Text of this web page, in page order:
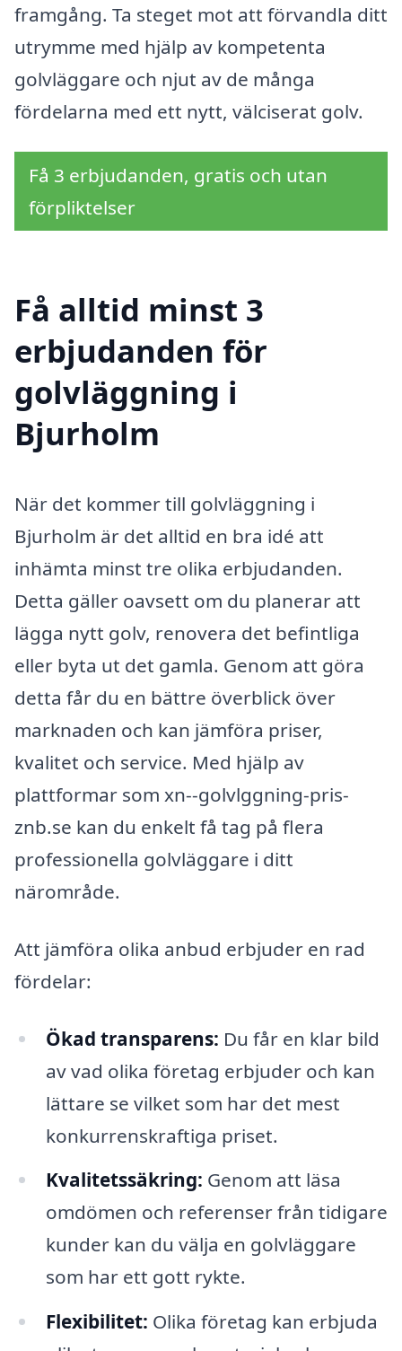
framgång. Ta steget mot att förvandla ditt
utrymme med hjälp av kompetenta
golvläggare och njut av de många
fördelarna med ett nytt, välciserat golv.
Få 3 erbjudanden, gratis och utan
förpliktelser
Få alltid minst 3
erbjudanden för
golvläggning i
Bjurholm
När det kommer till golvläggning i
Bjurholm är det alltid en bra idé att
inhämta minst tre olika erbjudanden.
Detta gäller oavsett om du planerar att
lägga nytt golv, renovera det befintliga
eller byta ut det gamla. Genom att göra
detta får du en bättre överblick över
marknaden och kan jämföra priser,
kvalitet och service. Med hjälp av
plattformar som xn--golvlggning-pris-
znb.se kan du enkelt få tag på flera
professionella golvläggare i ditt
närområde.
Att jämföra olika anbud erbjuder en rad
fördelar:
Ökad transparens: Du får en klar bild
av vad olika företag erbjuder och kan
lättare se vilket som har det mest
konkurrenskraftiga priset.
Kvalitetssäkring: Genom att läsa
omdömen och referenser från tidigare
kunder kan du välja en golvläggare
som har ett gott rykte.
Flexibilitet: Olika företag kan erbjuda